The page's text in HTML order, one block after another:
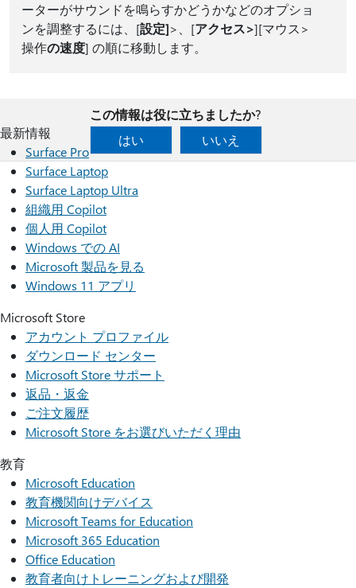
ーターがサウンドを鳴らすかどうかなどのオプショ
ンを調整するには、[設定]>、[アクセス>][マウス>
操作の速度] の順に移動します。
この情報は役に立ちましたか?
はい
いいえ
最新情報
Surface Pro
Surface Laptop
Surface Laptop Ultra
組織用 Copilot
個人用 Copilot
Windows での AI
Microsoft 製品を見る
Windows 11 アプリ
Microsoft Store
アカウント プロファイル
ダウンロード センター
Microsoft Store サポート
返品・返金
ご注文履歴
Microsoft Store をお選びいただく理由
教育
Microsoft Education
教育機関向けデバイス
Microsoft Teams for Education
Microsoft 365 Education
Office Education
教育者向けトレーニングおよび開発